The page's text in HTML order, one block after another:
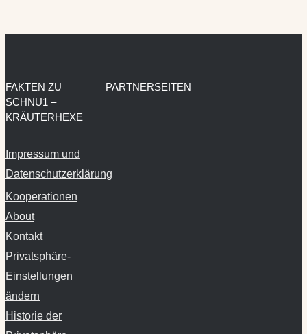
FAKTEN ZU
SCHNU1 –
KRÄUTERHEXE
Impressum und
Datenschutzerklärung
Kooperationen
About
Kontakt
Privatsphäre-
Einstellungen
ändern
Historie der
PARTNERSEITEN